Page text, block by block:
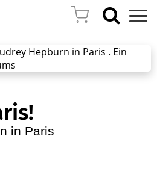
in Paris